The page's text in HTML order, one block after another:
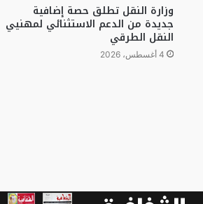
وزارة النقل تطلق حصة إضافية
جديدة من الدعم الاستثنائي لمهنيي
النقل الطرقي
4 أغسطس، 2026